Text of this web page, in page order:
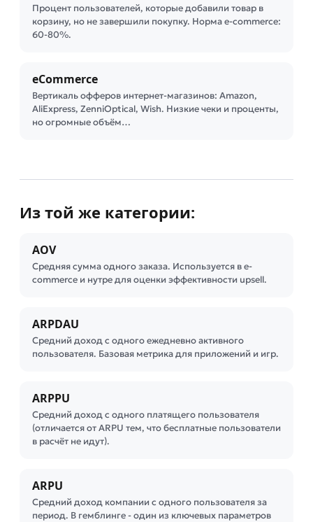
Процент пользователей, которые добавили товар в
корзину, но не завершили покупку. Норма e-commerce:
60-80%.
eCommerce
Вертикаль офферов интернет-магазинов: Amazon,
AliExpress, ZenniOptical, Wish. Низкие чеки и проценты,
но огромные объём…
Из той же категории:
AOV
Средняя сумма одного заказа. Используется в e-
commerce и нутре для оценки эффективности upsell.
ARPDAU
Средний доход с одного ежедневно активного
пользователя. Базовая метрика для приложений и игр.
ARPPU
Средний доход с одного платящего пользователя
(отличается от ARPU тем, что бесплатные пользователи
в расчёт не идут).
ARPU
Средний доход компании с одного пользователя за
период. В гемблинге - один из ключевых параметров